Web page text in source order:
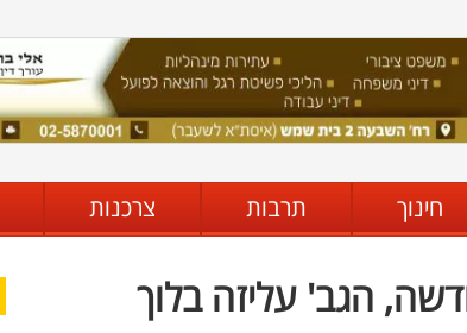
חינוך תרבות צרכנות
הגב' עליזה בלוך